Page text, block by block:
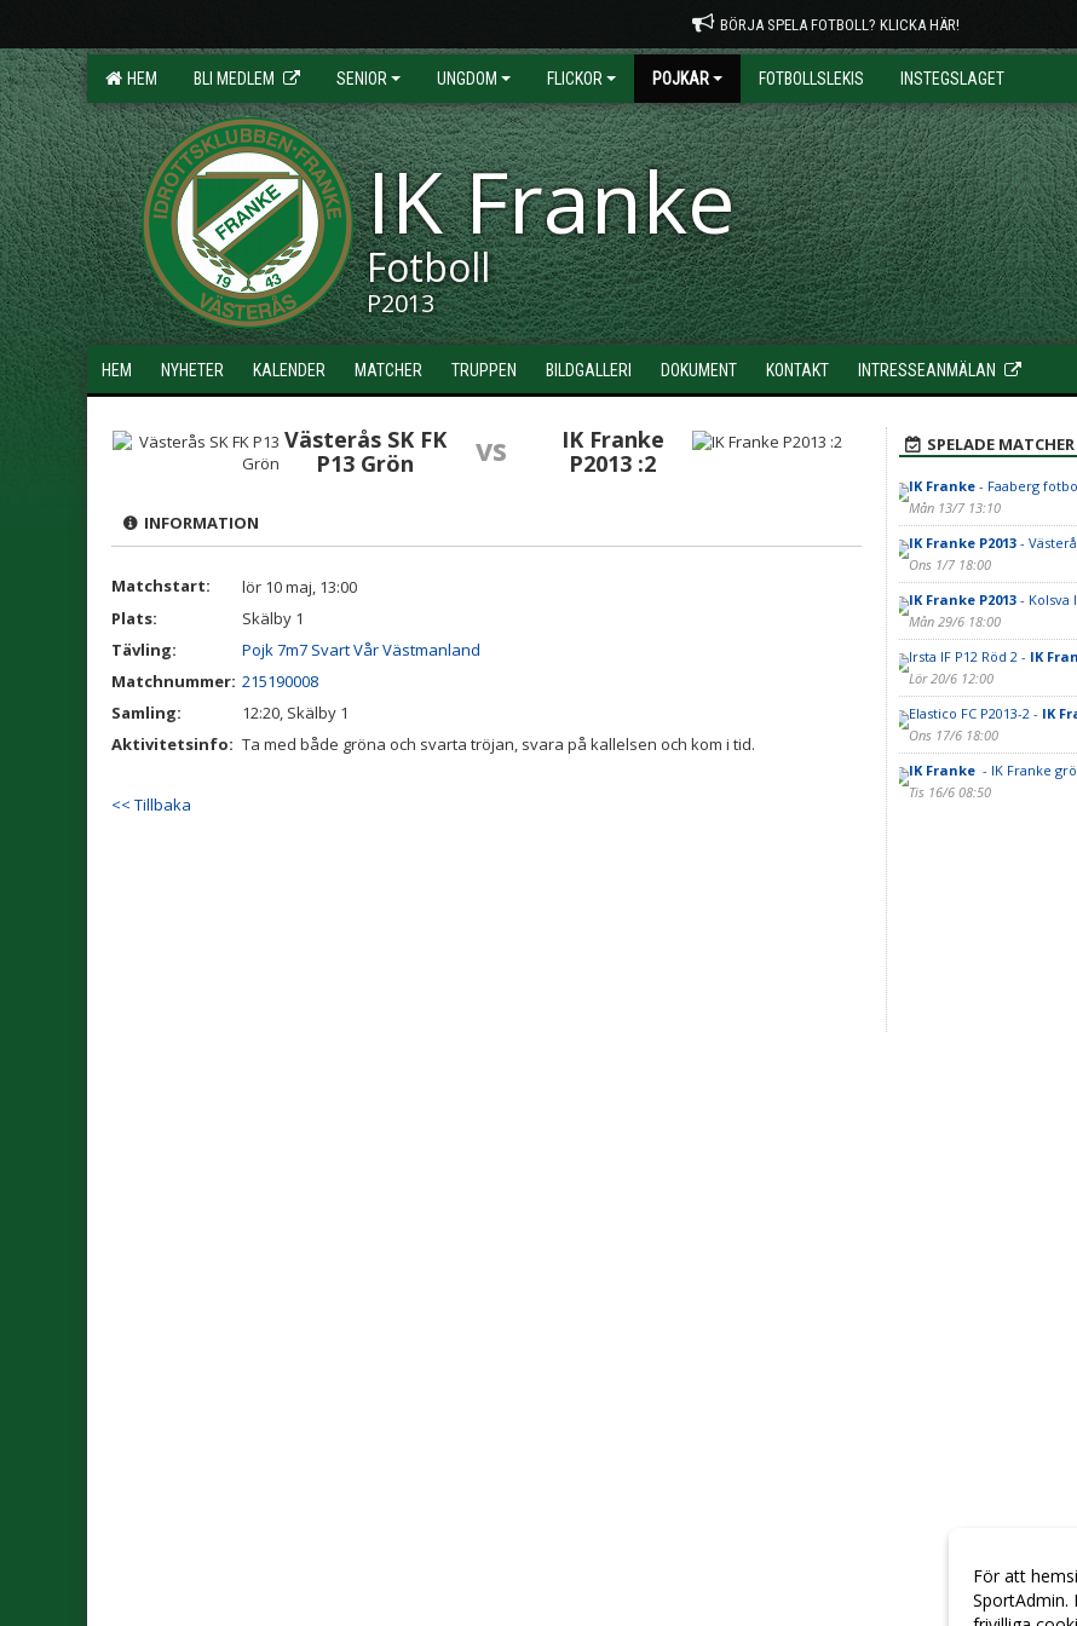
BÖRJA SPELA FOTBOLL? KLICKA HÄR!
HEM BLI MEDLEM SENIOR UNGDOM FLICKOR POJKAR FOTBOLLSLEKIS INSTEGSLAGET
IK Franke
Fotboll
P2013
HEM NYHETER KALENDER MATCHER TRUPPEN BILDGALLERI DOKUMENT KONTAKT INTRESSEANMÄLAN
Västerås SK FK
P13 Grön
vs
IK Franke
P2013 :2
INFORMATION
Matchstart:
lör 10 maj, 13:00
Plats:
Skälby 1
Tävling:
Pojk 7m7 Svart Vår Västmanland
Matchnummer: 215190008
Samling:
12:20, Skälby 1
Aktivitetsinfo: Ta med både gröna och svarta tröjan, svara på kallelsen och kom i tid.
<< Tillbaka
SPELADE MATCHER
IK Franke- Faaberg
Mån 13/7 13:10
IK Franke P2013-
Ons 1/7 18:00
IK Franke P2013- Kolsva
Mån 29/6 18:00
Irsta IF P12 Röd 2 - IK
Lör 20/6 12:00
Elastico FC P2013-2 - IK
Ons 17/6 18:00
IK Franke - IK Franke
Tis 16/6 08:50
För att
SportAdmin.